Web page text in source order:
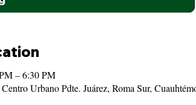
– 6:30 PM
Centro Urbano Pdte. Juárez, Roma Sur,